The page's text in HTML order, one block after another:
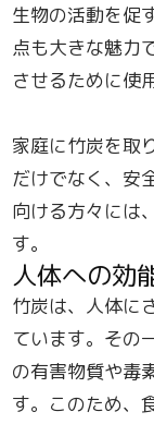
生物の活動を促
点も大きな魅力
させるために使
家庭に竹炭を取
だけでなく、安
向ける方々には
す。
人体への効
竹炭は、人体に
ています。その
の有害物質や毒
す。このため、